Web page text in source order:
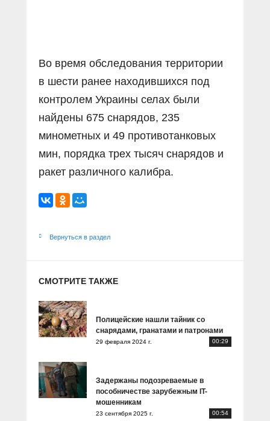
Во время обследования территории
в шести ранее находившихся под
контролем Украины селах были
найдены 675 снарядов, 235
минометных и 49 противотанковых
мин, порядка трех тысяч снарядов и
ракет различного калибра.
Вернуться в раздел
СМОТРИТЕ ТАКЖЕ
Полицейские нашли тайник со
снарядами, гранатами и патронами
29 февраля 2024 г. 00:29
Задержаны подозреваемые в
пособничестве зарубежным IT-
мошенникам
23 сентября 2025 г. 00:54